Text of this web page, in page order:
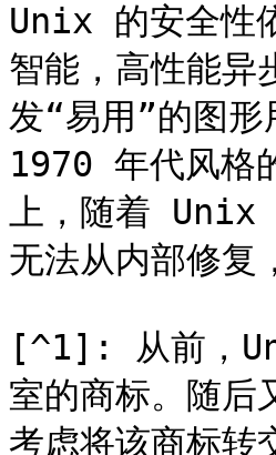
Unix 的安全性
智能，高性能异
发“易用”的图
1970 年代风格
上，随着 Unix
无法从内部修复
[^1]: 从前，
室的商标。随
考虑将该商标转